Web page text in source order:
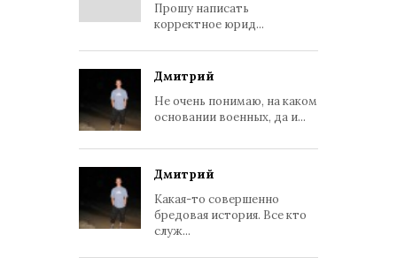
Прошу написать
корректное юрид...
Дмитрий
Не очень понимаю, на каком
основании военных, да и...
Дмитрий
Какая-то совершенно
бредовая история. Все кто
служ...